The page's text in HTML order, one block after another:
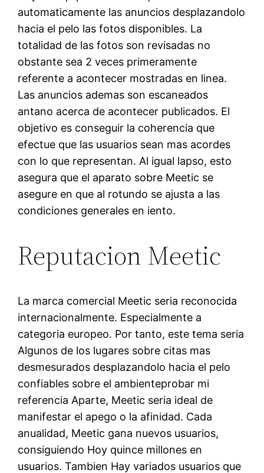
automaticamente las anuncios desplazandolo
hacia el pelo las fotos disponibles. La
totalidad de las fotos son revisadas no
obstante sea 2 veces primeramente
referente a acontecer mostradas en linea.
Las anuncios ademas son escaneados
antano acerca de acontecer publicados. El
objetivo es conseguir la coherencia que
efectue que las usuarios sean mas acordes
con lo que representan. Al igual lapso, esto
asegura que el aparato sobre Meetic se
asegure en que al rotundo se ajusta a las
condiciones generales en iento.
Reputacion Meetic
La marca comercial Meetic seria reconocida
internacionalmente. Especialmente a
categoria europeo. Por tanto, este tema seria
Algunos de los lugares sobre citas mas
desmesurados desplazandolo hacia el pelo
confiables sobre el ambienteprobar mi
referencia Aparte, Meetic seria ideal de
manifestar el apego o la afinidad. Cada
anualidad, Meetic gana nuevos usuarios,
consiguiendo Hoy quince millones en
usuarios. Tambien Hay variados usuarios que